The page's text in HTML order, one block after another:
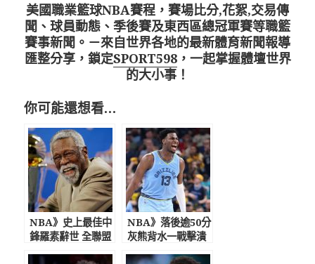
美國職業籃球NBA賽程，賽場比分,花絮,交易傳
聞、球員動態、季後賽及東西區總冠軍賽等職籃
賽事新聞。－來自世界各地的最新體育新聞報導
匯整分享，鎖定SPORT598，一起掌握體壇世界
的大小事！
你可能還想看…
NBA》史上最佳中
鋒羅素辭世 全聯盟
NBA》落後逾50分
灰熊背水一戰擊潰